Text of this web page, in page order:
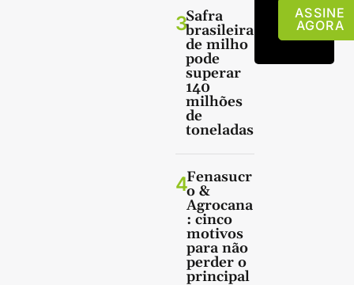
3Safra
brasileira
de milho
pode
superar
140
milhões
de
toneladas
4Fenasucr
o &
Agrocana
: cinco
motivos
para não
perder o
principal
ASSINE
AGORA